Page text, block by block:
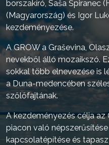
borszakíró, Saša Špiranec
(Magyarország) és Igor
kezdeményezése.
A GROW a Graševina,
nevekből álló mozaikszó.
sokkal több elnevezése is
a Duna-medencében
szőlőfajtának.
A kezdeményezés célja
piacon való
kapcsolatépítése és